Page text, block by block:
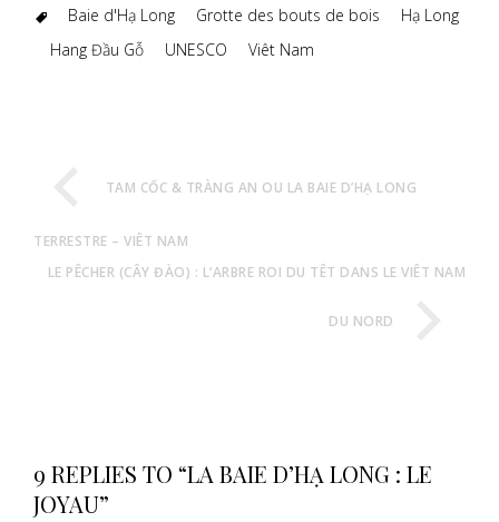
Baie d'Hạ Long Grotte des bouts de bois
Hạ Long
Hang Đầu Gỗ
UNESCO Viêt Nam
TAM CỐC & TRÀNG AN OU LA BAIE D’HẠ LONG
TERRESTRE – VIÊT NAM
LE PÊCHER (CÂY ĐÀO) : L’ARBRE ROI DU TÊT DANS LE VIÊT NAM
DU NORD
9 REPLIES TO “LA BAIE D’HẠ LONG : LE
JOYAU”